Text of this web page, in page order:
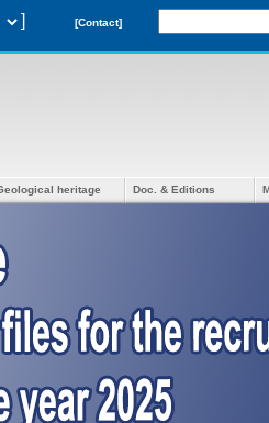
] [Contact]
heritage Doc. & Editions